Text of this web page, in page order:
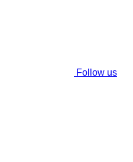
Follow us